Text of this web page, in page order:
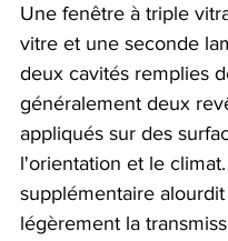
Une fenêtre à triple
vitre et une seconde
deux cavités remplies
généralement deux
appliqués sur des
l'orientation et le
supplémentaire
légèrement la